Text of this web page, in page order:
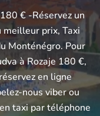
€ -Réservez un
meilleur prix, Taxi
Monténégro. Pour
à Rozaje 180 €,
en ligne
nous viber ou
taxi par téléphone